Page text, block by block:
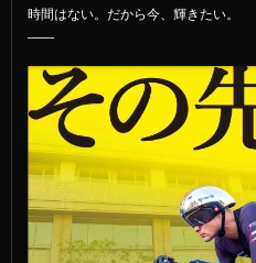
時間はない。だから今、輝きたい。
――